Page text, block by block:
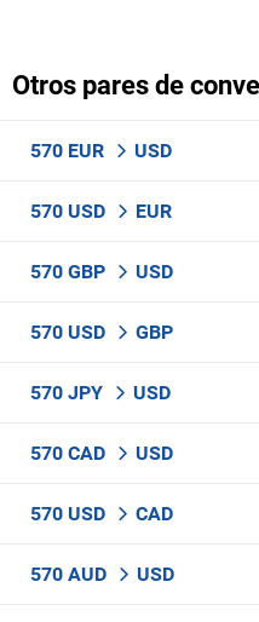
Otros pares de
570 EUR USD
570 USD EUR
570 GBP USD
570 USD GBP
570 JPY USD
570 CAD USD
570 USD CAD
570 AUD USD